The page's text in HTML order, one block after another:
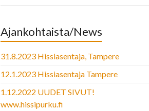
Ajankohtaista/News
31.8.2023 Hissiasentaja, Tampere
12.1.2023 Hissiasentaja Tampere
1.12.2022 UUDET SIVUT!
www.hissipurku.fi